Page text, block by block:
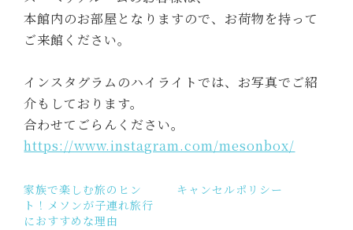
本館内のお部屋となりますので、お荷物を持って
ご来館ください。
インスタグラムのハイライトでは、お写真でご紹
介もしております。
合わせてごらんください。
https://www.instagram.com/mesonbox/
家族で楽しむ旅のヒン
ト！メソンが子連れ旅行
におすすめな理由
キャンセルポリシー